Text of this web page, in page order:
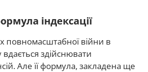
індексації
повномасштабної війни в
здійснювати
Але її формула, закладена ще